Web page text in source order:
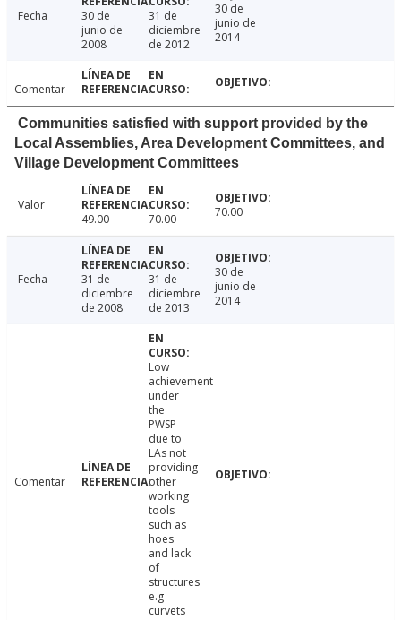
Fecha
30 de
junio de
2008
31 de
diciembre
de 2012
30 de
junio de
2014
Comentar
Communities satisfied with support provided by the
Local Assemblies, Area Development Committees, and
Village Development Committees
Valor
49.00
70.00 70.00
Fecha
31 de
diciembre
de 2008
31 de
diciembre
de 2013
30 de
junio de
2014
Comentar
Low
achievement
under
the
PWSP
due to
LAs not
providing
other
working
tools
such as
hoes
and lack
of
structures
e.g
curvets